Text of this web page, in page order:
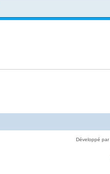
Développé par